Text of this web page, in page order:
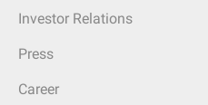
Investor Relations
Press
Career